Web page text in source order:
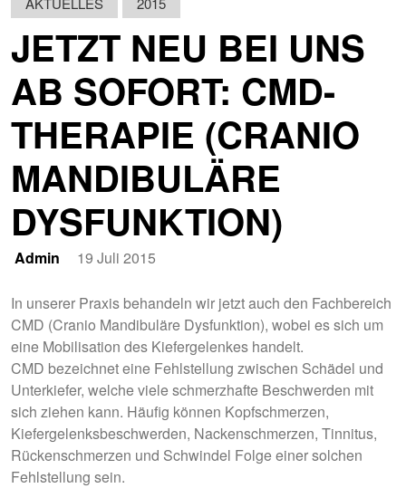
JETZT NEU BEI UNS
AB SOFORT: CMD-
THERAPIE (CRANIO
MANDIBULÄRE
DYSFUNKTION)
Admin 19 Juli 2015
In unserer Praxis behandeln wir jetzt auch den Fachbereich
CMD (Cranio Mandibuläre Dysfunktion), wobei es sich um
eine Mobilisation des Kiefergelenkes handelt.
CMD bezeichnet eine Fehlstellung zwischen Schädel und
Unterkiefer, welche viele schmerzhafte Beschwerden mit
sich ziehen kann. Häufig können Kopfschmerzen,
Kiefergelenksbeschwerden, Nackenschmerzen, Tinnitus,
Rückenschmerzen und Schwindel Folge einer solchen
Fehlstellung sein.